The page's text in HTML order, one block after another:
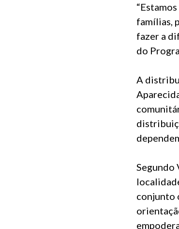
famílias,
fazer a
do
A
Segundo
conjunto